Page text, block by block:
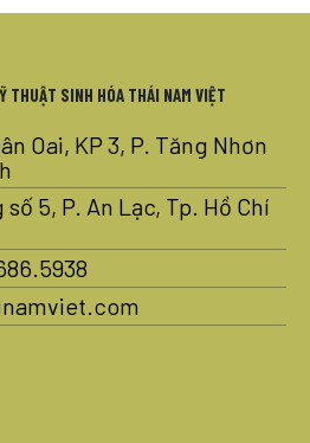
THUẬT SINH HÓA THÁI NAM VIỆT
Oai, KP 3, P. Tăng Nhơn
5, P. An Lạc, Tp. Hồ Chí